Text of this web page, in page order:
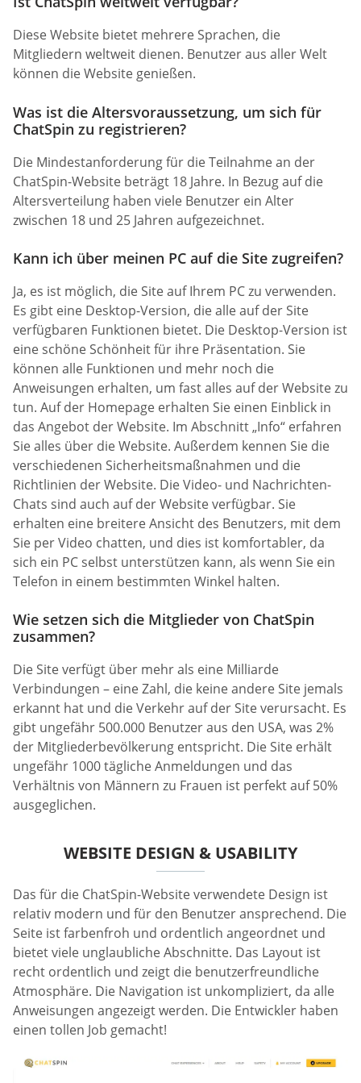
Diese Website bietet mehrere Sprachen, die
Mitgliedern weltweit dienen. Benutzer aus aller Welt
können die Website genießen.
Was ist die Altersvoraussetzung, um sich für
ChatSpin zu registrieren?
Die Mindestanforderung für die Teilnahme an der
ChatSpin-Website beträgt 18 Jahre. In Bezug auf die
Altersverteilung haben viele Benutzer ein Alter
zwischen 18 und 25 Jahren aufgezeichnet.
Kann ich über meinen PC auf die Site zugreifen?
Ja, es ist möglich, die Site auf Ihrem PC zu verwenden.
Es gibt eine Desktop-Version, die alle auf der Site
verfügbaren Funktionen bietet. Die Desktop-Version ist
eine schöne Schönheit für ihre Präsentation. Sie
können alle Funktionen und mehr noch die
Anweisungen erhalten, um fast alles auf der Website zu
tun. Auf der Homepage erhalten Sie einen Einblick in
das Angebot der Website. Im Abschnitt „Info“ erfahren
Sie alles über die Website. Außerdem kennen Sie die
verschiedenen Sicherheitsmaßnahmen und die
Richtlinien der Website. Die Video- und Nachrichten-
Chats sind auch auf der Website verfügbar. Sie
erhalten eine breitere Ansicht des Benutzers, mit dem
Sie per Video chatten, und dies ist komfortabler, da
sich ein PC selbst unterstützen kann, als wenn Sie ein
Telefon in einem bestimmten Winkel halten.
Wie setzen sich die Mitglieder von ChatSpin
zusammen?
Die Site verfügt über mehr als eine Milliarde
Verbindungen – eine Zahl, die keine andere Site jemals
erkannt hat und die Verkehr auf der Site verursacht. Es
gibt ungefähr 500.000 Benutzer aus den USA, was 2%
der Mitgliederbevölkerung entspricht. Die Site erhält
ungefähr 1000 tägliche Anmeldungen und das
Verhältnis von Männern zu Frauen ist perfekt auf 50%
ausgeglichen.
WEBSITE DESIGN & USABILITY
Das für die ChatSpin-Website verwendete Design ist
relativ modern und für den Benutzer ansprechend. Die
Seite ist farbenfroh und ordentlich angeordnet und
bietet viele unglaubliche Abschnitte. Das Layout ist
recht ordentlich und zeigt die benutzerfreundliche
Atmosphäre. Die Navigation ist unkompliziert, da alle
Anweisungen angezeigt werden. Die Entwickler haben
einen tollen Job gemacht!